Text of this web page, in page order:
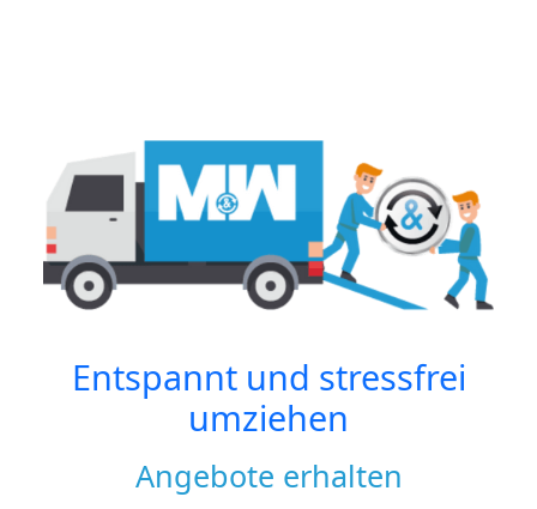
Entspannt und stressfrei
umziehen
Angebote erhalten